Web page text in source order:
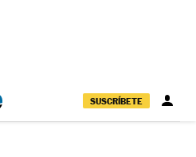
SUSCRÍBETE